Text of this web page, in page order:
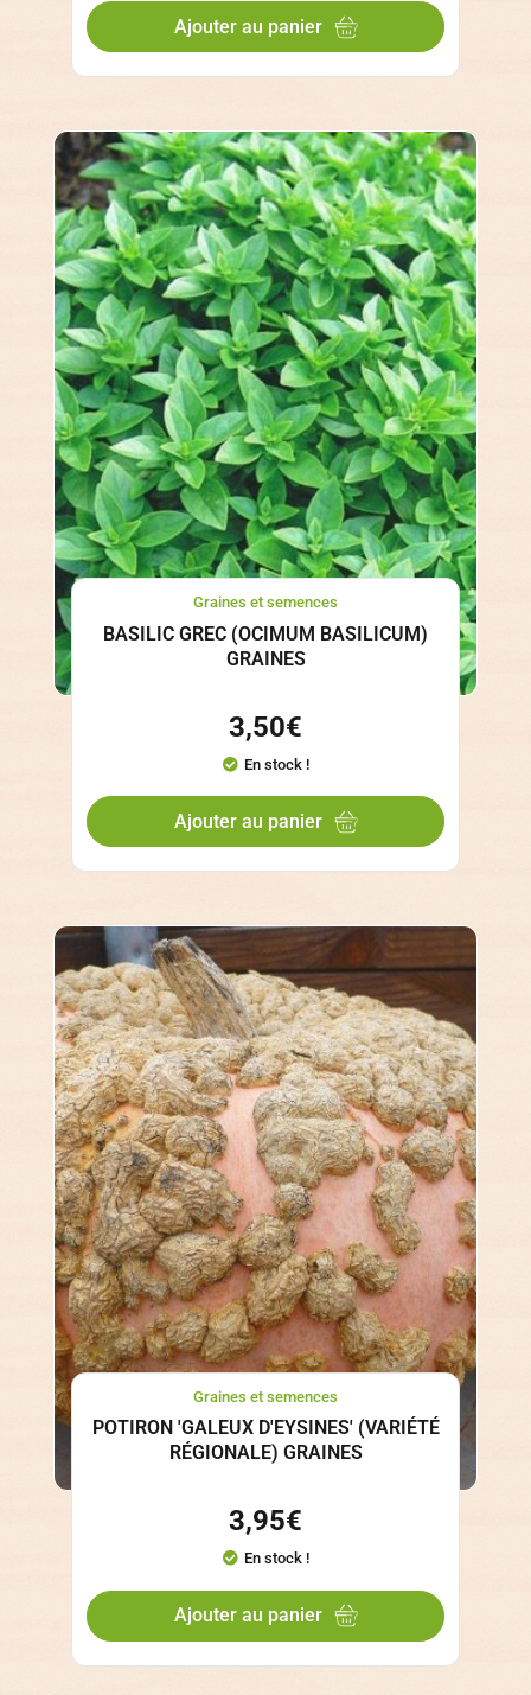
Ajouter au panier
Graines et semences
BASILIC GREC (OCIMUM BASILICUM)
GRAINES
3,50€
En stock !
Ajouter au panier
Graines et semences
POTIRON 'GALEUX D'EYSINES' (VARIÉTÉ
RÉGIONALE) GRAINES
3,95€
En stock !
Ajouter au panier